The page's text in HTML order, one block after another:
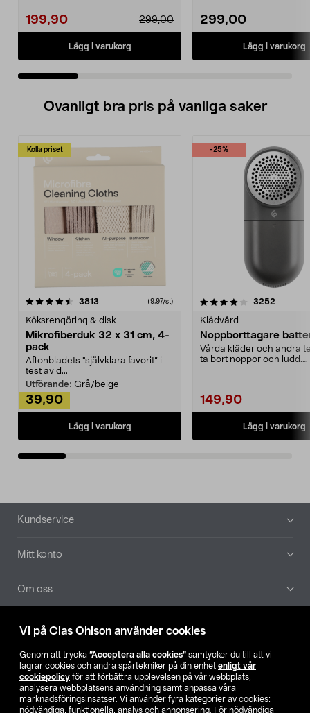
Vi på Clas Ohlson använder cookies
Genom att trycka ”Acceptera alla cookies” samtycker du till att vi
lagrar cookies och andra spårtekniker på din enhet enligt vår
cookiepolicy för att förbättra upplevelsen på vår webbplats,
analysera webbplatsens användning samt anpassa våra
marknadsföringsinsatser. Vi använder fyra kategorier av cookies:
nödvändiga, funktionella, analys och annonsering. För nödvändiga
199,90 299,00
Lägg i varukorg
299,00
Lägg i varukorg
Ovanligt bra pris på vanliga saker
Kolla priset
3813 (9,97/st)
Köksrengöring & disk
Mikrofiberduk 32 x 31 cm, 4-
pack
Aftonbladets "självklara favorit” i
test av d...
Utförande: Grå/beige
39,90
Lägg i varukorg
-25%
4.0av 5 stjärnor 3252
Klädvård
Noppborttagare
Vårda kläder och andra
ta bort noppor och ludd.
149,90
Lägg i varukorg
4.5av 5 stjärnor
Sidfot
Kundservice
Mitt konto
Om oss
Aktuellt
Våra bolag
Hitta butik